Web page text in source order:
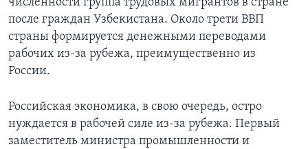
численности группа трудовых мигрантов в стране
после граждан Узбекистана. Около трети ВВП
страны формируется денежными переводами
рабочих из-за рубежа, преимущественно из
России.
Российская экономика, в свою очередь, остро
нуждается в рабочей силе из-за рубежа. Первый
заместитель министра промышленности и